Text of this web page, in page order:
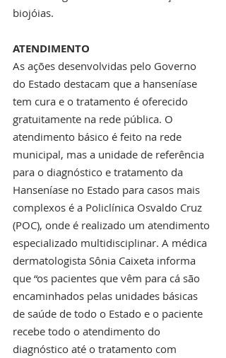
biojóias.
ATENDIMENTO
As ações desenvolvidas pelo Governo
do Estado destacam que a hanseníase
tem cura e o tratamento é oferecido
gratuitamente na rede pública. O
atendimento básico é feito na rede
municipal, mas a unidade de referência
para o diagnóstico e tratamento da
Hanseníase no Estado para casos mais
complexos é a Policlínica Osvaldo Cruz
(POC), onde é realizado um atendimento
especializado multidisciplinar. A médica
dermatologista Sônia Caixeta informa
que “os pacientes que vêm para cá são
encaminhados pelas unidades básicas
de saúde de todo o Estado e o paciente
recebe todo o atendimento do
diagnóstico até o tratamento com